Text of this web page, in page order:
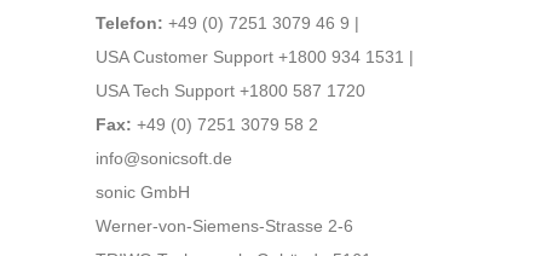
Telefon: +49 (0) 7251 3079 46 9 |
USA Customer Support +1800 934 1531 |
USA Tech Support +1800 587 1720
Fax: +49 (0) 7251 3079 58 2
info@sonicsoft.de
sonic GmbH
Werner-von-Siemens-Strasse 2-6